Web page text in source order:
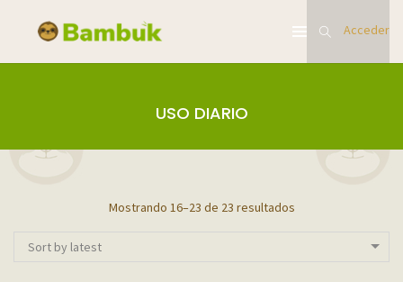
Acceder
USO DIARIO
Mostrando 16–23 de 23 resultados
Sort by latest